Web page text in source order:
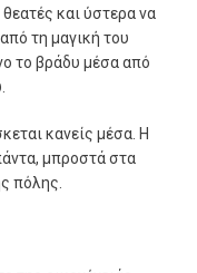
και ύστερα να
τη µαγική του
το βράδυ µέσα από
κανείς µέσα. Η
µπροστά στα
πόλης.